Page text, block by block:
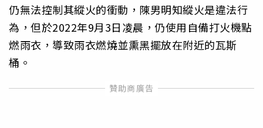
仍無法控制其縱火的衝動，陳男明知縱火是違法行
為，但於2022年9月3日凌晨，仍使用自備打火機點
燃雨衣，導致雨衣燃燒並熏黑擺放在附近的瓦斯
桶。